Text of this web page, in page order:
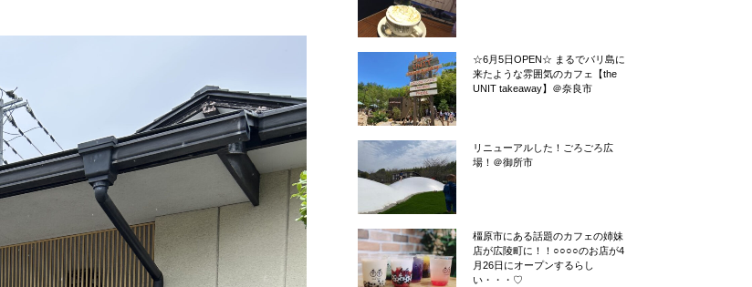
☆6月5日OPEN☆ まるでバリ島に
来たような雰囲気のカフェ【the
UNIT takeaway】＠奈良市
リニューアルした！ごろごろ広
場！＠御所市
橿原市にある話題のカフェの姉妹
店が広陵町に！！○○○○のお店が4
月26日にオープンするらし
い・・・♡